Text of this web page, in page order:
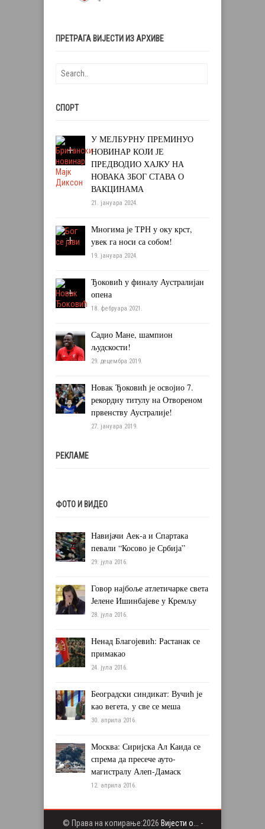
ПРЕТРАГА ВИЈЕСТИ ИЗ АРХИВЕ
СПОРТ
У МЕЛБУРНУ ПРЕМИНУО
НОВИНАР КОЈИ ЈЕ
ПРЕДВОДИО ХАЈКУ НА
НОВАКА ЗБОГ СТАВА О
ВАКЦИНАМА
21. јануара 2024.
Многима је ТРН у оку крст,
увек га носи са собом!
19. јануара 2024.
Ђоковић у финалу Аустралијан
опена
18. фебруара 2021.
Садио Мане, шампион
људскости!
29. децембра 2019.
Новак Ђоковић је освојио 7.
рекордну титулу на Отвореном
првенству Аустралије!
27. јануара 2019.
РЕКЛАМЕ
ФОТО И ВИДЕО
Навијачи Аек-а и Спартака
певали “Косово је Србија”
29. јула 2016.
Говор најбоље атлетичарке света
Јелене Ишинбајеве у Кремљу
28. јула 2016.
Ненад Благојевић: Растанак се
примакао
24. јула 2016.
Београдски синдикат: Вучић је
као вегета, у све се меша
30. априла 2016.
Москва: Сиријска Ал Каида се
спрема да пресече ауто-
магистралу Алеп-Дамаск
12. априла 2016.
© Права на копирање:2026 Вијести о... -